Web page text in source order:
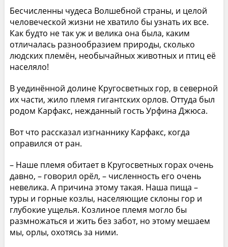
Бесчисленны чудеса Волшебной страны, и целой
человеческой жизни не хватило бы узнать их все.
Как будто не так уж и велика она была, каким
отличалась разнообразием природы, сколько
людских племён, необычайных животных и птиц её
населяло!
В уединённой долине Кругосветных гор, в северной
их части, жило племя гигантских орлов. Оттуда был
родом Карфакс, нежданный гость Урфина Джюса.
Вот что рассказал изгнаннику Карфакс, когда
оправился от ран.
– Наше племя обитает в Кругосветных горах очень
давно, – говорил орёл, – численность его очень
невелика. А причина этому такая. Наша пища –
туры и горные козлы, населяющие склоны гор и
глубокие ущелья. Козлиное племя могло бы
размножаться и жить без забот, но этому мешаем
мы, орлы, охотясь за ними.